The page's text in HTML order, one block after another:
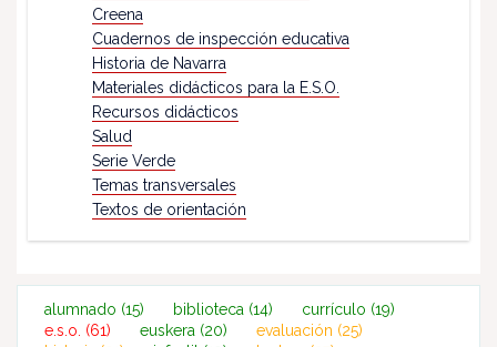
Creena
Cuadernos de inspección educativa
Historia de Navarra
Materiales didácticos para la E.S.O.
Recursos didácticos
Salud
Serie Verde
Temas transversales
Textos de orientación
alumnado (15) biblioteca (14) currículo (19)
e.s.o. (61) euskera (20) evaluación (25)